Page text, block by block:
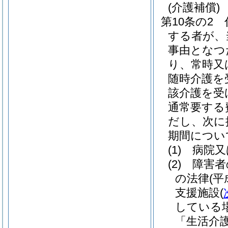
(介護補償)
第10条の2
する者が
事由とな
り、常時
随時介護
該介護を
通常要す
だし、次
期間につ
(1)
病院
(2)
障害
の法律(平
支援施設(
している
「生活介